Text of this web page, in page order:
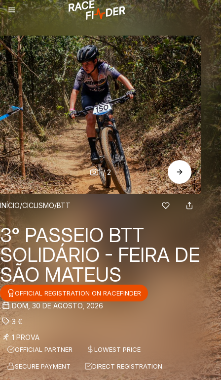
1/2
BREADCRUMBS
INÍCIO/CICLISMO/BTT
3° PASSEIO BTT
SOLIDÁRIO - FEIRA DE
SÃO MATEUS
OFFICIAL REGISTRATION ON RACEFINDER
DOM, 30 DE AGOSTO, 2026
3 €
1 PROVA
OFFICIAL PARTNER LOWEST PRICE
SECURE PAYMENT DIRECT REGISTRATION